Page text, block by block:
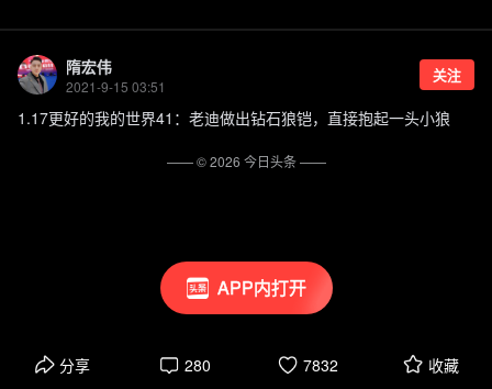
APP内打开
隋宏伟
2021-9-15 03:51
关注
1.17更好的我的世界41：老迪做出钻石狼铠，直接抱起一头小狼
分享 280 7832 收藏
—— ©2026 今日头条——